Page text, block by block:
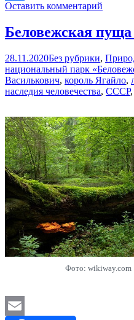
Отправить
Оставить комментарий
Беловежская
28.11.2020Без рубрики,
национальный парк
Василькович, король Ягайло,
наследия человечества, СССР,
Фото: wikiway.com
Odnoklassniki